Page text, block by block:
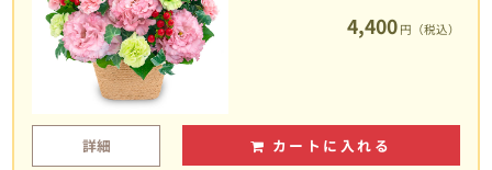
4,400 円（税込）
詳細 カートに入れる